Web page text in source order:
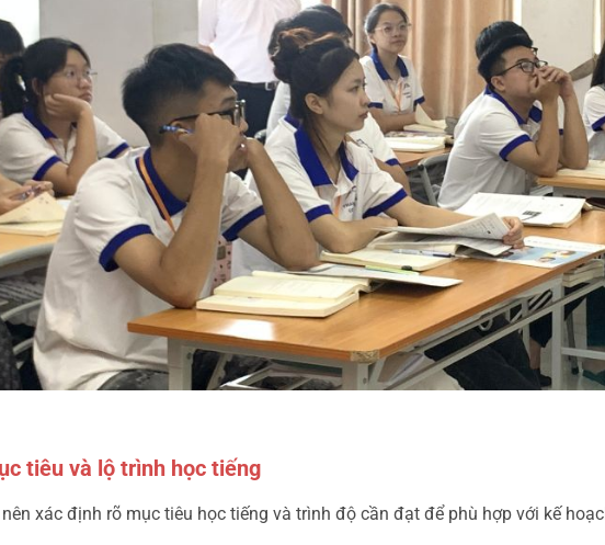
tiêu và lộ trình học tiếng
xác định rõ mục tiêu học tiếng và trình độ cần đạt để phù hợp với kế